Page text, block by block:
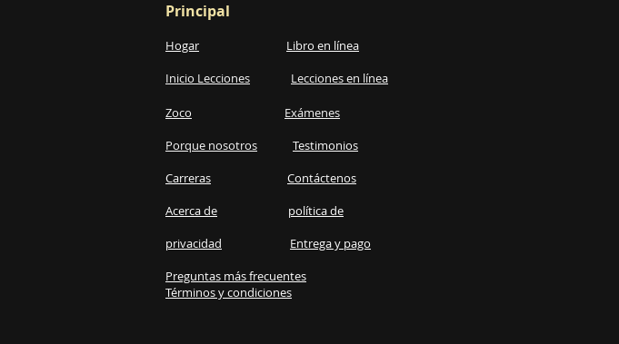
Principal
Hogar
Libro en línea
Inicio Lecciones
Lecciones en línea
Zoco
Exámenes
Porque nosotros
Testimonios
Carreras
Contáctenos
Acerca de
política de
privacidad
Entrega y pago
Preguntas más frecuentes
Términos y condiciones​